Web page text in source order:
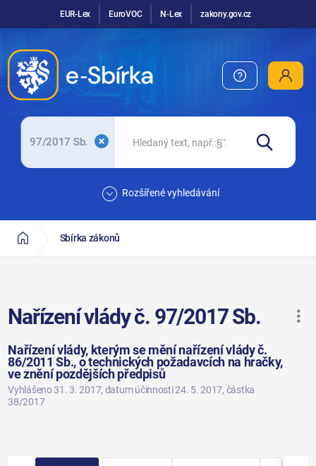
EUR-Lex EuroVOC N-Lex zakony.gov.cz
97/2017 Sb.
Rozšířené vyhledávání
Sbírka zákonů
Nařízení vlády č. 97/2017 Sb.
Nařízení vlády, kterým se mění nařízení vlády č.
86/2011 Sb., o technických požadavcích na hračky,
ve znění pozdějších předpisů
Vyhlášeno 31. 3. 2017, datum účinnosti 24. 5. 2017, částka
38/2017